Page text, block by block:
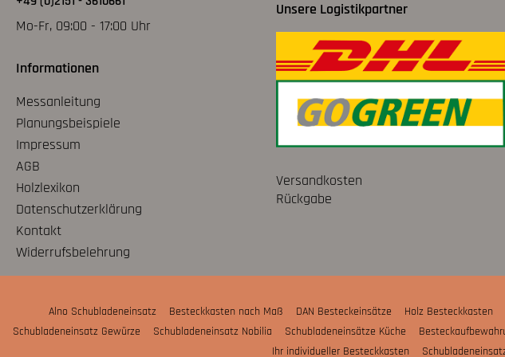
Mo-Fr, 09:00 - 17:00 Uhr
Informationen
Messanleitung
Planungsbeispiele
Impressum
AGB
Holzlexikon
Datenschutzerklärung
Kontakt
Widerrufsbelehrung
Unsere Logistikpartner
Versandkosten
Rückgabe
Alno Schubladeneinsatz Besteckkasten nach Maß DAN Besteckeinsätze Holz Besteckkasten
Schubladeneinsatz Gewürze
Schubladeneinsatz Nobilia Schubladeneinsätze Küche
Ihr individueller Besteckkasten